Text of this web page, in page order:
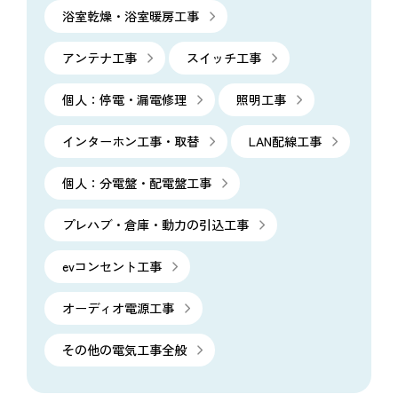
浴室乾燥・浴室暖房工事
アンテナ工事 スイッチ工事
個人：停電・漏電修理 照明工事
インターホン工事・取替 LAN配線工事
個人：分電盤・配電盤工事
プレハブ・倉庫・動力の引込工事
evコンセント工事
オーディオ電源工事
その他の電気工事全般